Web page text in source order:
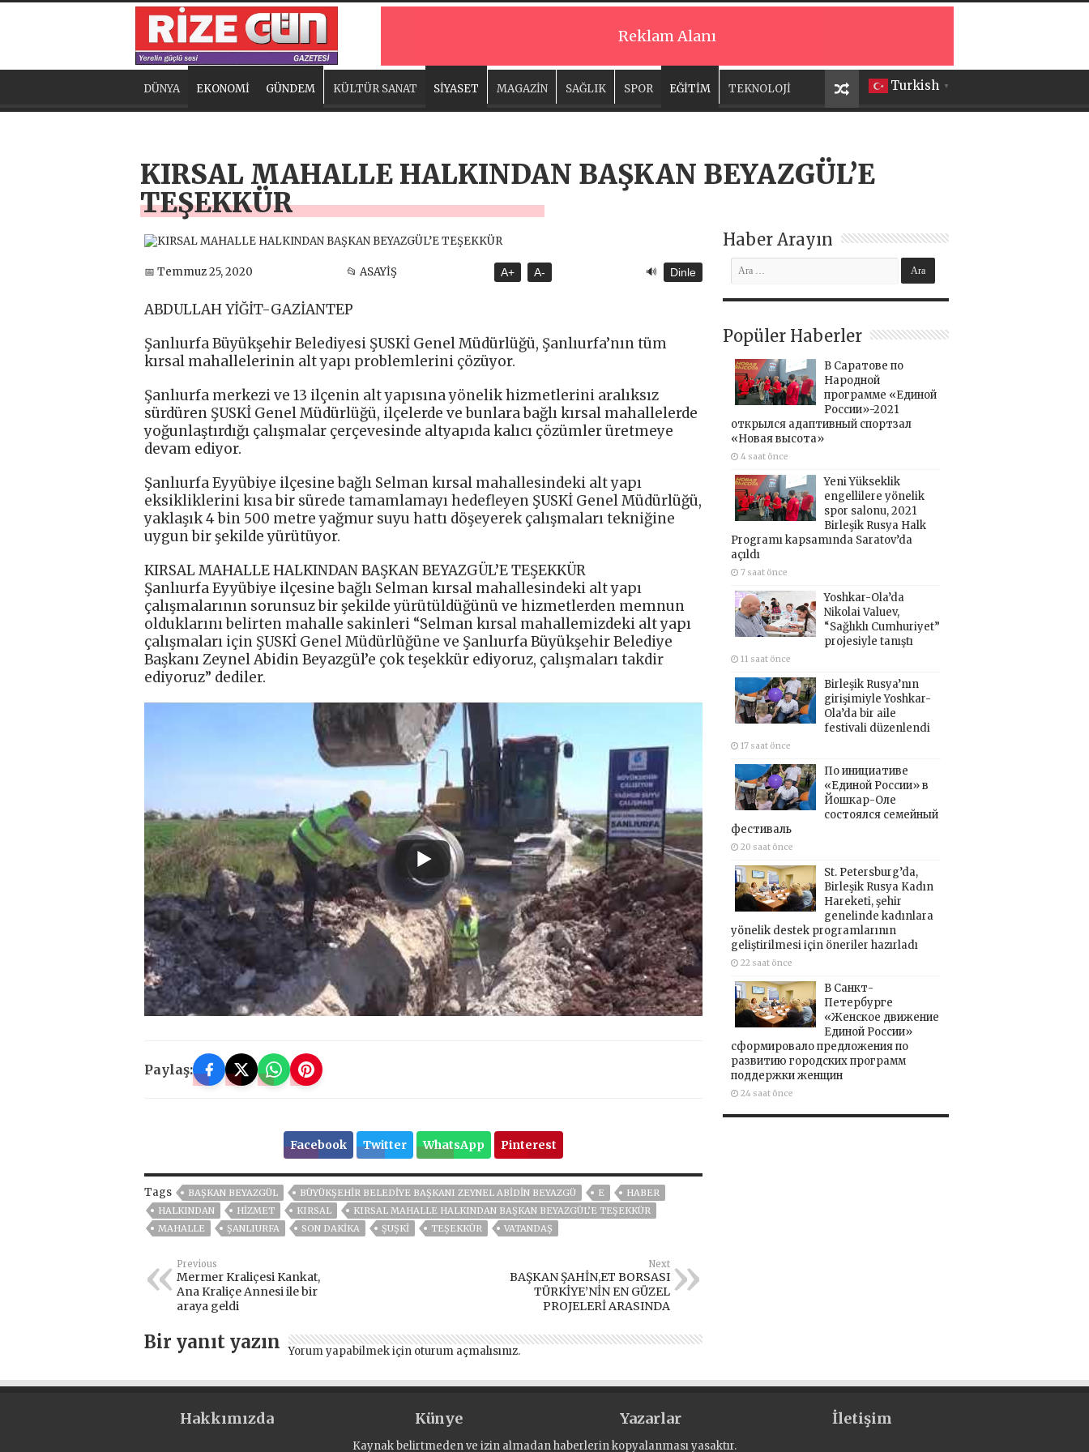
Reklam Alanı
Turkish ▼
DÜNYA EKONOMİ GÜNDEM KÜLTÜR SANAT SİYASET MAGAZİN SAĞLIK SPOR EĞİTİM TEKNOLOJİ
KIRSAL MAHALLE HALKINDAN BAŞKAN BEYAZGÜL’E
TEŞEKKÜR
📅 Temmuz 25, 2020 📂 ASAYİŞ A+ A- 🔊 Dinle
ABDULLAH YİĞİT-GAZİANTEP
Şanlıurfa Büyükşehir Belediyesi ŞUSKİ Genel Müdürlüğü, Şanlıurfa’nın tüm
kırsal mahallelerinin alt yapı problemlerini çözüyor.
Şanlıurfa merkezi ve 13 ilçenin alt yapısına yönelik hizmetlerini aralıksız
sürdüren ŞUSKİ Genel Müdürlüğü, ilçelerde ve bunlara bağlı kırsal mahallelerde
yoğunlaştırdığı çalışmalar çerçevesinde altyapıda kalıcı çözümler üretmeye
devam ediyor.
Şanlıurfa Eyyübiye ilçesine bağlı Selman kırsal mahallesindeki alt yapı
eksikliklerini kısa bir sürede tamamlamayı hedefleyen ŞUSKİ Genel Müdürlüğü,
yaklaşık 4 bin 500 metre yağmur suyu hattı döşeyerek çalışmaları tekniğine
uygun bir şekilde yürütüyor.
KIRSAL MAHALLE HALKINDAN BAŞKAN BEYAZGÜL’E TEŞEKKÜR
Şanlıurfa Eyyübiye ilçesine bağlı Selman kırsal mahallesindeki alt yapı
çalışmalarının sorunsuz bir şekilde yürütüldüğünü ve hizmetlerden memnun
olduklarını belirten mahalle sakinleri “Selman kırsal mahallemizdeki alt yapı
çalışmaları için ŞUSKİ Genel Müdürlüğüne ve Şanlıurfa Büyükşehir Belediye
Başkanı Zeynel Abidin Beyazgül’e çok teşekkür ediyoruz, çalışmaları takdir
ediyoruz” dediler.
Paylaş:
Facebook Twitter WhatsApp Pinterest
Tags BAŞKAN BEYAZGÜL BÜYÜKŞEHIR BELEDIYE BAŞKANI ZEYNEL ABIDIN BEYAZGÜ E
HABER
HALKINDAN
HİZMET KIRSAL
KIRSAL MAHALLE HALKINDAN BAŞKAN BEYAZGÜL’E TEŞEKKÜR
MAHALLE
ŞANLIURFA SON DAKIKA ŞUŞKİ TEŞEKKÜR VATANDAŞ
Previous
Mermer Kraliçesi Kankat,
Ana Kraliçe Annesi ile bir
araya geldi
Next
BAŞKAN ŞAHİN,ET BORSASI
TÜRKİYE’NİN EN GÜZEL
PROJELERİ ARASINDA
Bir yanıt yazın Yorum yapabilmek için oturum açmalısınız.
Haber Arayın
Popüler Haberler
В Саратове по
Народной
программе «Единой
России»-2021
открылся адаптивный спортзал
«Новая высота»
4 saat önce
Yeni Yükseklik
engellilere yönelik
spor salonu, 2021
Birleşik Rusya Halk
Programı kapsamında Saratov’da
açıldı
7 saat önce
Yoshkar-Ola’da
Nikolai Valuev,
“Sağlıklı Cumhuriyet”
projesiyle tanıştı
11 saat önce
Birleşik Rusya’nın
girişimiyle Yoshkar-
Ola’da bir aile
festivali düzenlendi
17 saat önce
По инициативе
«Единой России» в
Йошкар-Оле
состоялся семейный
фестиваль
20 saat önce
St. Petersburg’da,
Birleşik Rusya Kadın
Hareketi, şehir
genelinde kadınlara
yönelik destek programlarının
geliştirilmesi için öneriler hazırladı
22 saat önce
В Санкт-
Петербурге
«Женское движение
Единой России»
сформировало предложения по
развитию городских программ
поддержки женщин
24 saat önce
Hakkımızda Künye Yazarlar İletişim
Kaynak belirtmeden ve izin almadan haberlerin kopyalanması yasaktır.